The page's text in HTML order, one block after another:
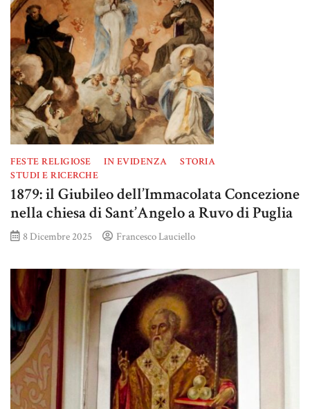
FESTE RELIGIOSE IN EVIDENZA
STORIA
STUDI E RICERCHE
1879: il Giubileo dell’Immacolata Concezione
nella chiesa di Sant’Angelo a Ruvo di Puglia
8 Dicembre 2025 Francesco Lauciello